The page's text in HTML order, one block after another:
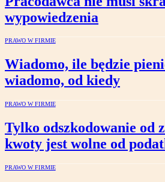
wypowiedzenia
PRAWO W FIRMIE
Wiadomo, ile będzie
wiadomo, od kiedy
PRAWO W FIRMIE
Tylko odszkodowanie od
kwoty jest wolne od
PRAWO W FIRMIE